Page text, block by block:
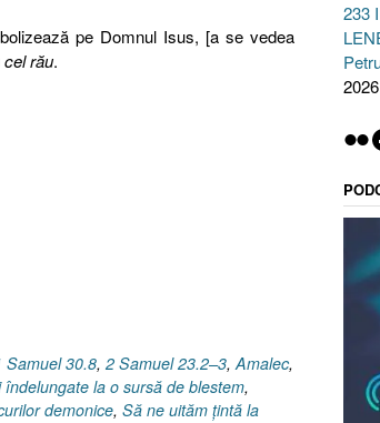
pe Domnul Isus, [a se vedea
cel rău.
Samuel 30.8, 2 Samuel 23.2–3,Amalec,
îndelungate la o sursă de blestem,
demonice, Să ne uităm ţintă la
233
2026